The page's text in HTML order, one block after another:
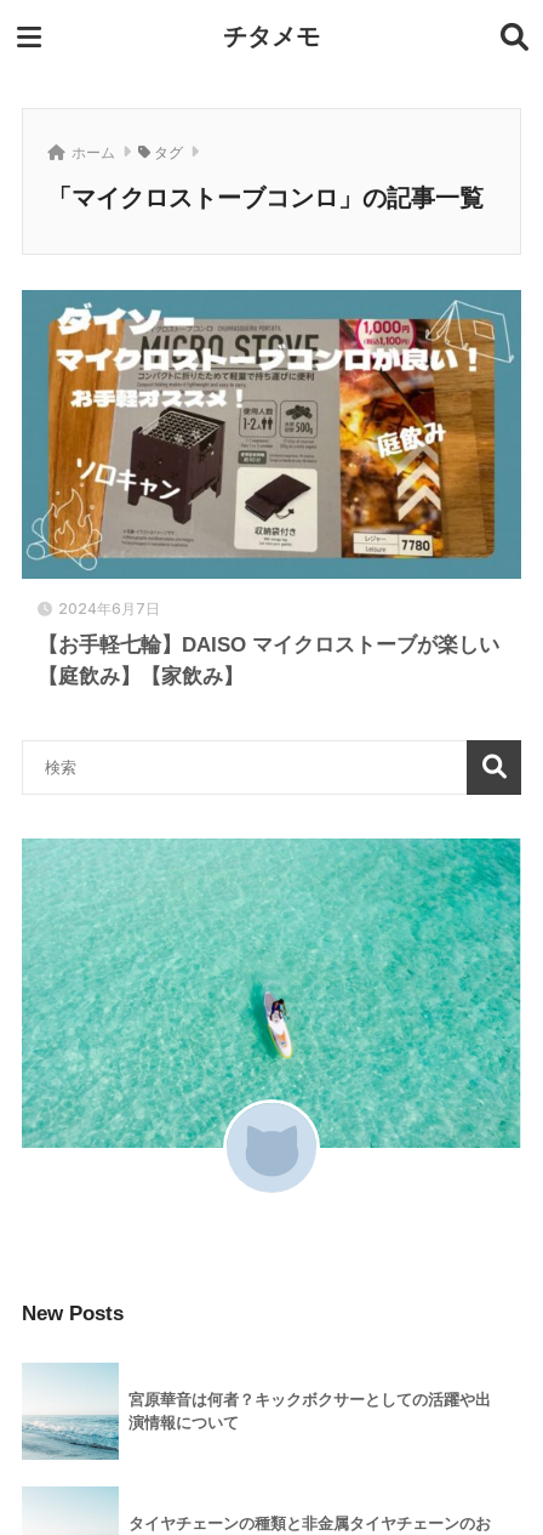
チタメモ
ホーム タグ
「マイクロストーブコンロ」の記事一覧
2024年6月7日
【お手軽七輪】DAISO マイクロストーブが楽しい
【庭飲み】【家飲み】
New Posts
宮原華音は何者？キックボクサーとしての活躍や出
演情報について
タイヤチェーンの種類と非金属タイヤチェーンのお